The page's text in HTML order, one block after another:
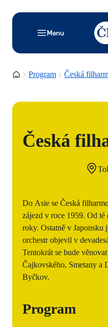
Menu
Domovská stránka
Program Česká
Česká
Do Asie se Česká
zájezd v roce 1959. Od
roky. Ostatně v Japonsku
orchestr objevil v
Tentokrát se bude
Čajkovského, Smetany a
Byčkov.
Program